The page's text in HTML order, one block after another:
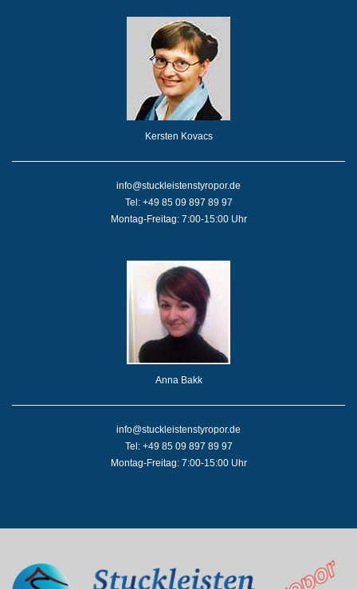
Kersten Kovacs
info@stuckleistenstyropor.de
Tel: +49 85 09 897 89 97
Montag-Freitag: 7:00-15:00 Uhr
Anna Bakk
info@stuckleistenstyropor.de
Tel: +49 85 09 897 89 97
Montag-Freitag: 7:00-15:00 Uhr